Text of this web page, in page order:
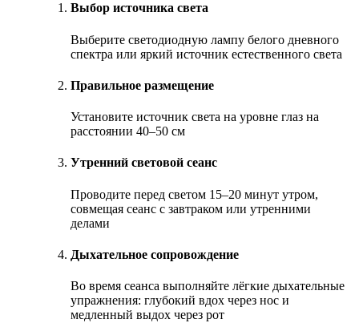
Выбор источника света
Выберите светодиодную лампу белого дневного
спектра или яркий источник естественного света
Правильное размещение
Установите источник света на уровне глаз на
расстоянии 40–50 см
Утренний световой сеанс
Проводите перед светом 15–20 минут утром,
совмещая сеанс с завтраком или утренними
делами
Дыхательное сопровождение
Во время сеанса выполняйте лёгкие дыхательные
упражнения: глубокий вдох через нос и
медленный выдох через рот